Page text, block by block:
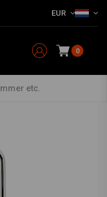
EUR
0
9/16" Round-type Sissy Bar Chrome Universeel (verschillende maten)
Universeel